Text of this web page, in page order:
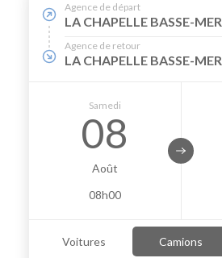
Agence de départ
LA CHAPELLE BASSE-MER
Agence de retour
LA CHAPELLE BASSE-MER
Samedi
08
Août
08h00
Voitures Camions